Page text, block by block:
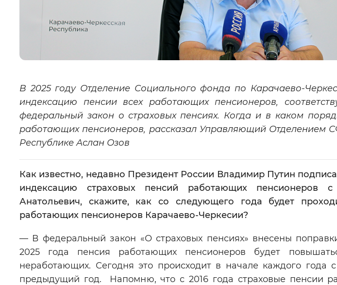
В 2025 году Отделение Социального фонда по Карачаево-
индексацию пенсии всех работающих пенсионеров,
федеральный закон о страховых пенсиях. Когда и в каком
работающих пенсионеров, рассказал Управляющий Отделением
Республике Аслан Озов
Как известно, недавно Президент России Владимир Путин
индексацию страховых пенсий работающих пенсионеров
Анатольевич, скажите, как со следующего года будет
работающих пенсионеров Карачаево-Черкесии?
— В федеральный закон «О страховых пенсиях» внесены
2025 года пенсия работающих пенсионеров будет
неработающих. Сегодня это происходит в начале каждого года
предыдущий год. Напомню, что с 2016 года страховые пенсии